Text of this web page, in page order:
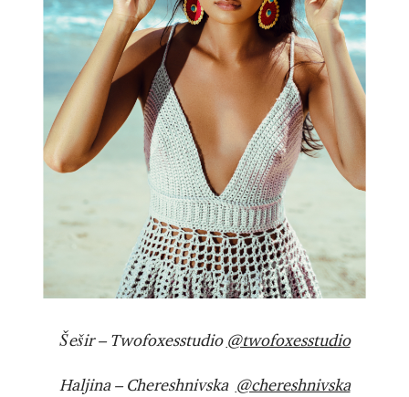
Šešir – Twofoxesstudio @twofoxesstudio
Haljina – Chereshnivska @chereshnivska